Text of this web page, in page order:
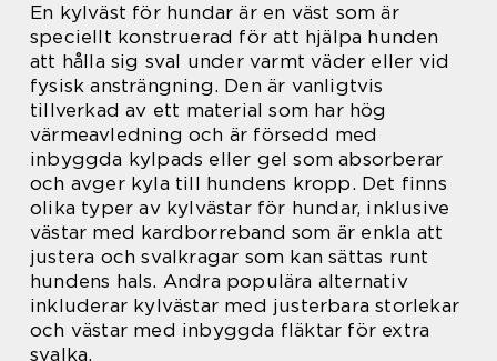
En kylväst för hundar är en väst som är
speciellt konstruerad för att hjälpa hunden
att hålla sig sval under varmt väder eller vid
fysisk ansträngning. Den är vanligtvis
tillverkad av ett material som har hög
värmeavledning och är försedd med
inbyggda kylpads eller gel som absorberar
och avger kyla till hundens kropp. Det finns
olika typer av kylvästar för hundar, inklusive
västar med kardborreband som är enkla att
justera och svalkragar som kan sättas runt
hundens hals. Andra populära alternativ
inkluderar kylvästar med justerbara storlekar
och västar med inbyggda fläktar för extra
svalka.